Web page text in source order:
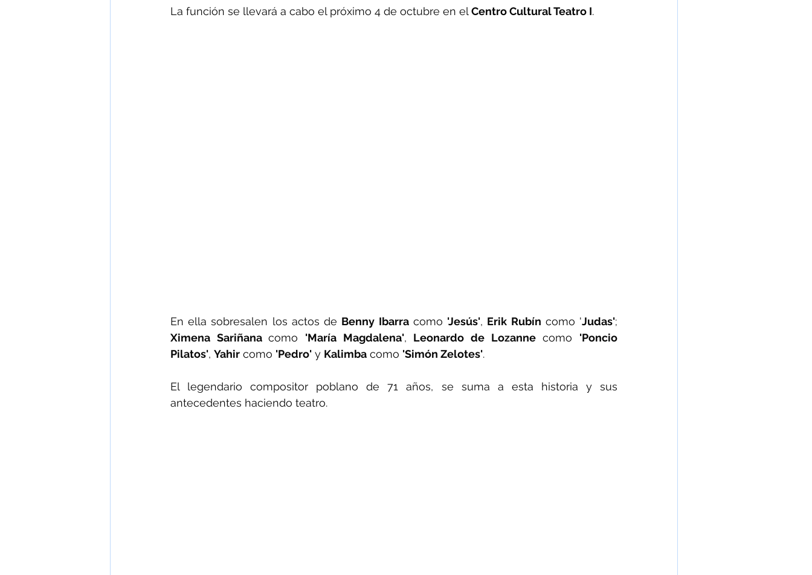
La función se llevará a cabo el próximo 4 de octubre en el Centro Cultural Teatro I.
En ella sobresalen los actos de Benny Ibarra como 'Jesús', Erik Rubín como 'Judas'
Ximena Sariñana como 'María Magdalena', Leonardo de Lozanne como 'Poncio
Pilatos', Yahir como 'Pedro' y Kalimba como 'Simón Zelotes'.
El legendario compositor poblano de 71 años, se suma a esta historia y sus
antecedentes haciendo teatro.